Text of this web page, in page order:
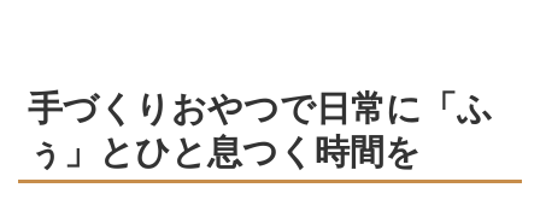
手づくりおやつで日常に「ふ
ぅ」とひと息つく時間を